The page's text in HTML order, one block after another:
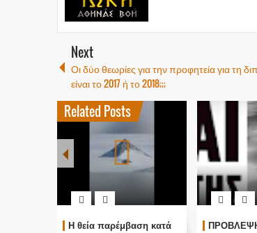
Next
Οι δύο θεωρίες για την προφητεία για τη
είναι το 2017 ή το 2018;;;
Related Posts
Η θεία παρέμβαση κατά